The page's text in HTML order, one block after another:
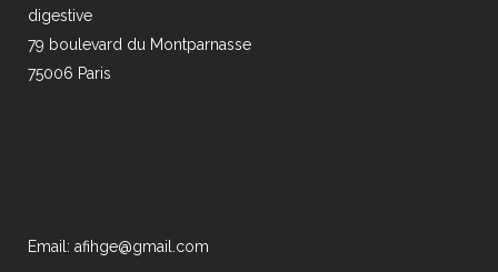
digestive
79 boulevard du Montparnasse
75006 Paris
Email: afihge@gmail.com